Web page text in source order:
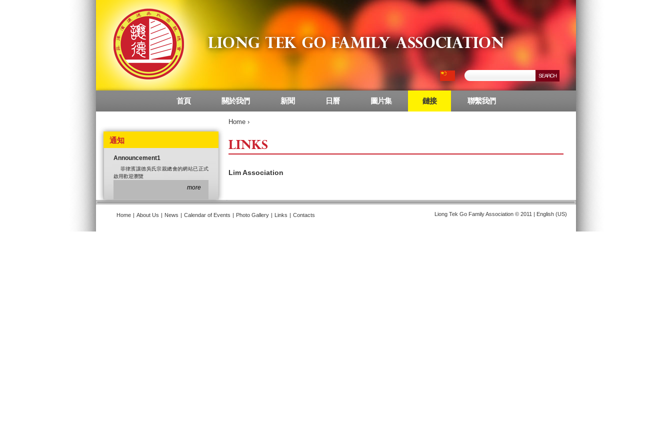
Home ›
LINKS
Lim Association
首頁 關於我們 新聞 日曆 圖片集 鏈接 聯繫我們
通知
Announcement1
菲律濱讓德吳氏宗親總會的網站已正式
啟用歡迎瀏覽
more
Home | About Us | News | Calendar of Events | Photo Gallery | Links | Contacts Liong Tek Go Family Association © 2011 | English (US)